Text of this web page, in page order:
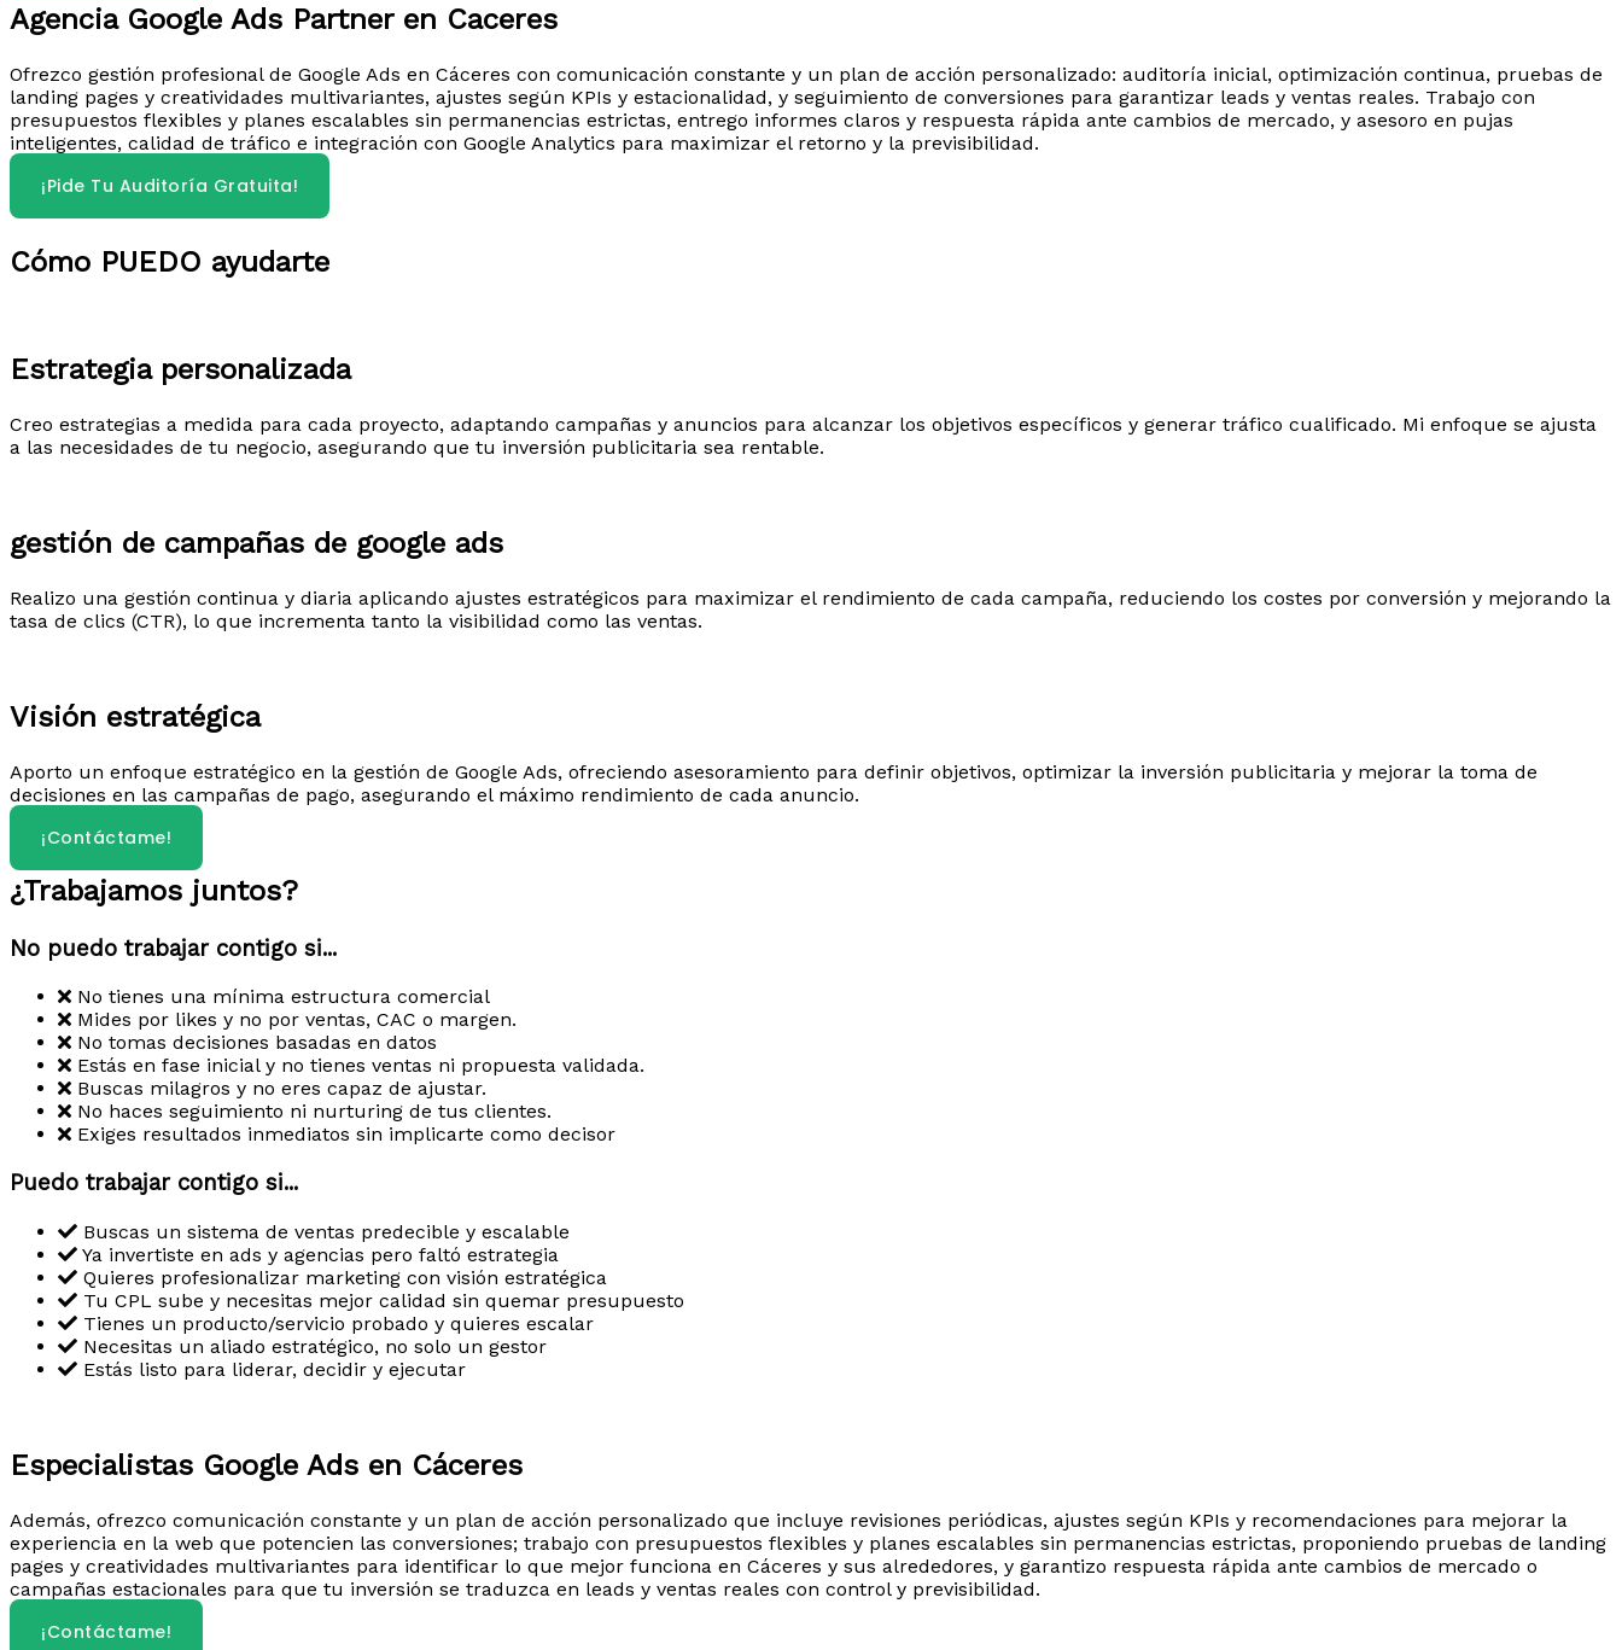
Agencia Google Ads Partner en Caceres
Ofrezco gestión profesional de Google Ads en Cáceres con comunicación constante y un plan de acción personalizado: auditoría inicial, optimización continua, pruebas de
landing pages y creatividades multivariantes, ajustes según KPIs y estacionalidad, y seguimiento de conversiones para garantizar leads y ventas reales. Trabajo con
presupuestos flexibles y planes escalables sin permanencias estrictas, entrego informes claros y respuesta rápida ante cambios de mercado, y asesoro en pujas
inteligentes, calidad de tráfico e integración con Google Analytics para maximizar el retorno y la previsibilidad.
¡Pide Tu Auditoría Gratuita!
Cómo PUEDO ayudarte
Estrategia personalizada​
Creo estrategias a medida para cada proyecto, adaptando campañas y anuncios para alcanzar los objetivos específicos y generar tráfico cualificado. Mi enfoque se ajusta
a las necesidades de tu negocio, asegurando que tu inversión publicitaria sea rentable.
gestión de campañas de google ads
Realizo una gestión continua y diaria aplicando ajustes estratégicos para maximizar el rendimiento de cada campaña, reduciendo los costes por conversión y mejorando la
tasa de clics (CTR), lo que incrementa tanto la visibilidad como las ventas.​
Visión estratégica
Aporto un enfoque estratégico en la gestión de Google Ads, ofreciendo asesoramiento para definir objetivos, optimizar la inversión publicitaria y mejorar la toma de
decisiones en las campañas de pago, asegurando el máximo rendimiento de cada anuncio.​
¡Contáctame!
¿Trabajamos juntos?
No puedo trabajar contigo si...
No tienes una mínima estructura comercial
Mides por likes y no por ventas, CAC o margen.
No tomas decisiones basadas en datos
Estás en fase inicial y no tienes ventas ni propuesta validada.
Buscas milagros y no eres capaz de ajustar.
No haces seguimiento ni nurturing de tus clientes.
Exiges resultados inmediatos sin implicarte como decisor
Puedo trabajar contigo si...
Buscas un sistema de ventas predecible y escalable
Ya invertiste en ads y agencias pero faltó estrategia
Quieres profesionalizar marketing con visión estratégica
Tu CPL sube y necesitas mejor calidad sin quemar presupuesto
Tienes un producto/servicio probado y quieres escalar
Necesitas un aliado estratégico, no solo un gestor
Estás listo para liderar, decidir y ejecutar
Especialistas Google Ads en Cáceres
Además, ofrezco comunicación constante y un plan de acción personalizado que incluye revisiones periódicas, ajustes según KPIs y recomendaciones para mejorar la
experiencia en la web que potencien las conversiones; trabajo con presupuestos flexibles y planes escalables sin permanencias estrictas, proponiendo pruebas de landing
pages y creatividades multivariantes para identificar lo que mejor funciona en Cáceres y sus alrededores, y garantizo respuesta rápida ante cambios de mercado o
campañas estacionales para que tu inversión se traduzca en leads y ventas reales con control y previsibilidad.
¡Contáctame!